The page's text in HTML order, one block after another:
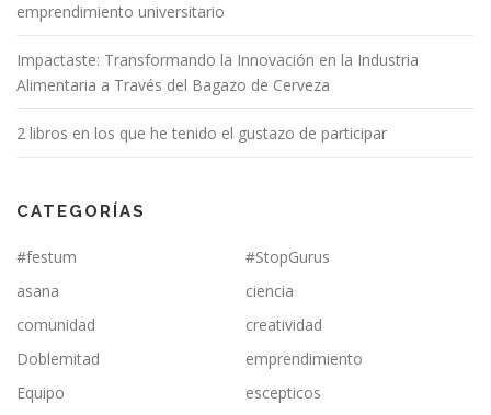
emprendimiento universitario
Impactaste: Transformando la Innovación en la Industria
Alimentaria a Través del Bagazo de Cerveza
2 libros en los que he tenido el gustazo de participar
CATEGORÍAS
#festum
#StopGurus
asana
ciencia
comunidad
creatividad
Doblemitad
emprendimiento
Equipo
escepticos